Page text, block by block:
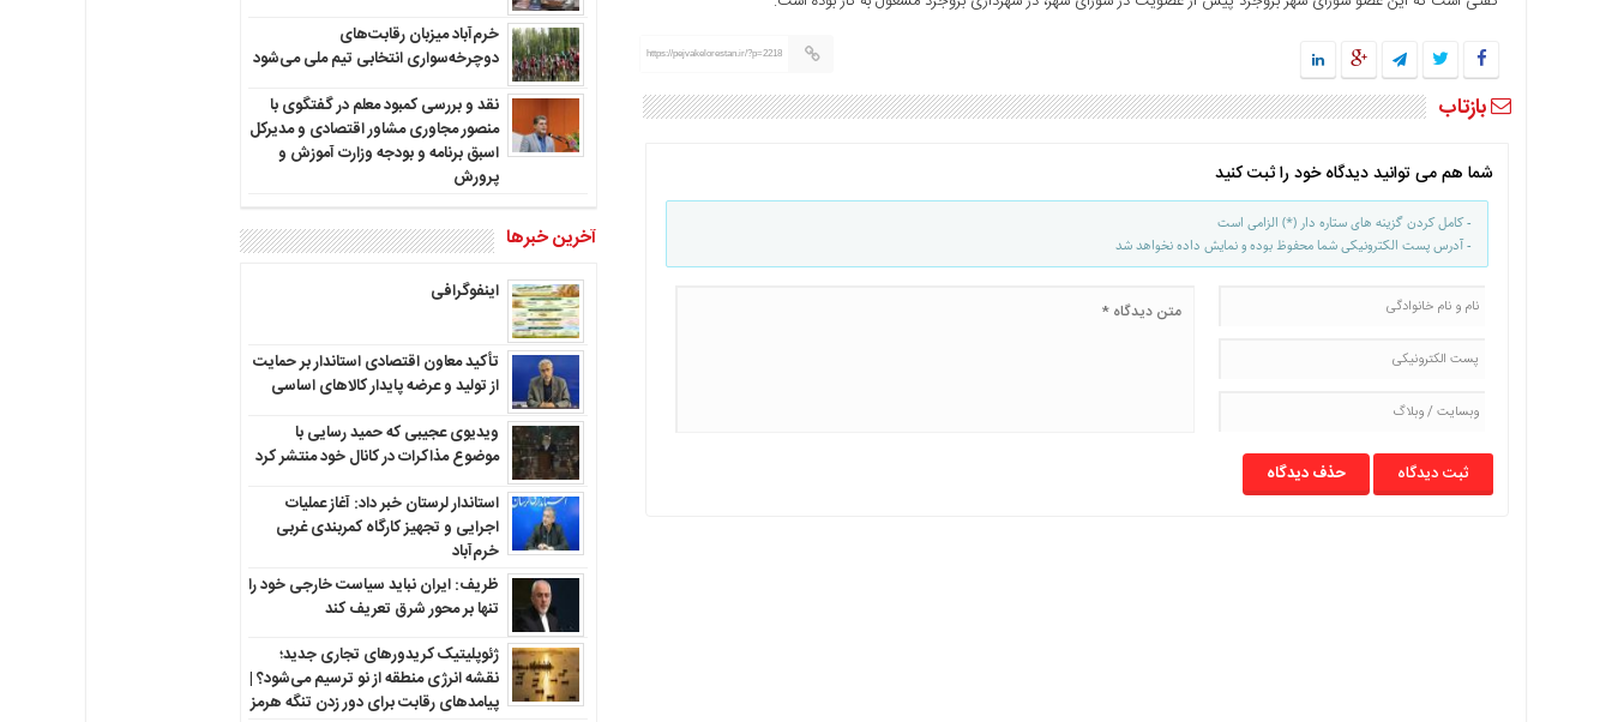
https://pejvakelorestan.ir/?p=2218
بازتاب
شما هم می توانید دیدگاه خود را ثبت کنید
- کامل کردن گزینه های ستاره دار (*) الزامی است
- آدرس پست الکترونیکی شما محفوظ بوده و نمایش داده نخواهد شد
حذف دیدگاه
خرم‌آباد میزبان رقابت‌های
دوچرخه‌سواری انتخابی تیم ملی می‌شود
نقد و بررسی کمبود معلم در گفتگوی با
منصور مجاوری مشاور اقتصادی و مدیرکل
اسبق برنامه و بودجه وزارت آموزش و
پرورش
آخرین خبرها
اینفوگرافی
تأکید معاون اقتصادی استاندار بر حمایت
از تولید و عرضه پایدار کالاهای اساسی
ویدیوی عجیبی که حمید رسایی با
موضوع مذاکرات در کانال خود منتشر کرد
استاندار لرستان خبر داد: آغاز عملیات
اجرایی و تجهیز کارگاه کمربندی غربی
خرم‌آباد
ظریف: ایران نباید سیاست خارجی خود را
تنها بر محور شرق تعریف کند
ژئوپلیتیک کریدورهای تجاری جدید؛
نقشه انرژی منطقه‌ از نو ترسیم می‌شود؟ |
پیامدهای رقابت برای دور زدن تنگه هرمز